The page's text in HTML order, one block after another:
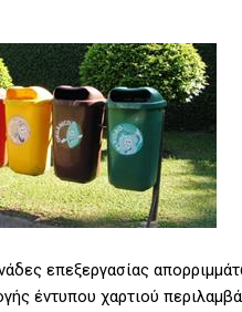
επεξεργασίας
έντυπου χαρτιού